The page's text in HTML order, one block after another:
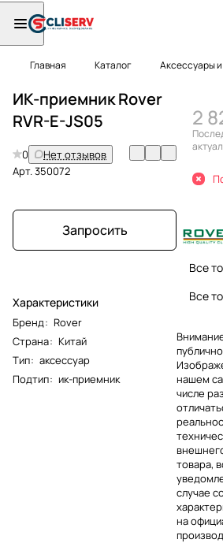
Главная Каталог Аксессуары
ИК-приемник Rover
RVR-E-JS05
0
Нет отзывов
Арт.350072
Запросить
Характеристики
Бренд: Rover
Страна: Китай
Тип: аксессуар
Подтип: ик-приемник
2
Все
Все
нашем
числе
товара,
случае
на